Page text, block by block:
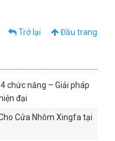
Trở lại Đầu trang
chức năng – Giải pháp
đại
Cửa Nhôm Xingfa tại